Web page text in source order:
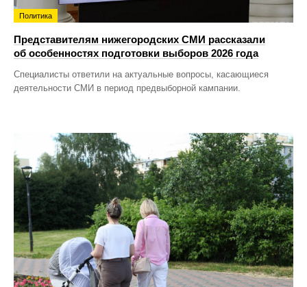
Политика
Представителям нижегородских СМИ рассказали
об особенностях подготовки выборов 2026 года
Специалисты ответили на актуальные вопросы, касающиеся
деятельности СМИ в период предвыборной кампании.